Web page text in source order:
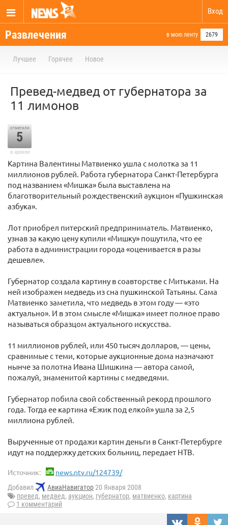
Вход
Развлечения в мою ленту 2679
Лучшее Горячее Новое
Превед-медвед от губернатора за
11 лимонов
отметили
5
в архиве
Картина Валентины Матвиенко ушла с молотка за 11
миллионов рублей. Работа губернатора Санкт-Петербурга
под названием «Мишка» была выставлена на
благотворительный рождественский аукцион «Пушкинская
азбука».
Лот приобрел питерский предприниматель. Матвиенко,
узнав за какую цену купили «Мишку» пошутила, что ее
работа в администрации города «оценивается в разы
дешевле».
Губернатор создала картину в соавторстве с Митьками. На
ней изображен медведь из сна пушкинской Татьяны. Сама
Матвиенко заметила, что медведь в этом году — «это
актуально». И в этом смысле «Мишка» имеет полное право
называться образцом актуального искусства.
11 миллионов рублей, или 450 тысяч долларов, — цены,
сравнимые с теми, которые аукционные дома назначают
нынче за полотна Ивана Шишкина — автора самой,
пожалуй, знаменитой картины с медведями.
Губернатор побила свой собственный рекорд прошлого
года. Тогда ее картина «Ежик под елкой» ушла за 2,5
миллиона рублей.
Вырученные от продажи картин деньги в Санкт-Петербурге
идут на поддержку детских больниц, передает НТВ.
Источник: news.ntv.ru/124739/
Добавил АвиаНавигатор20 Января 2008
превед, медвед, аукцион, губернатор, матвиенко, картина
1 комментарий